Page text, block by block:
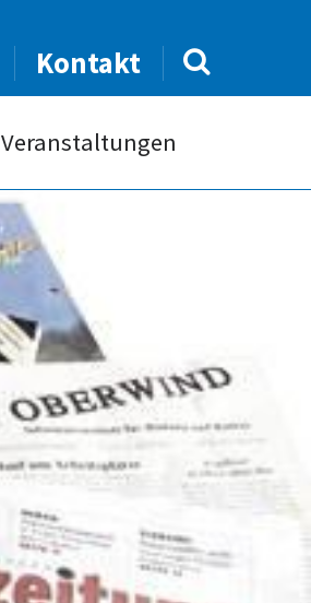
Kontakt
Veranstaltungen